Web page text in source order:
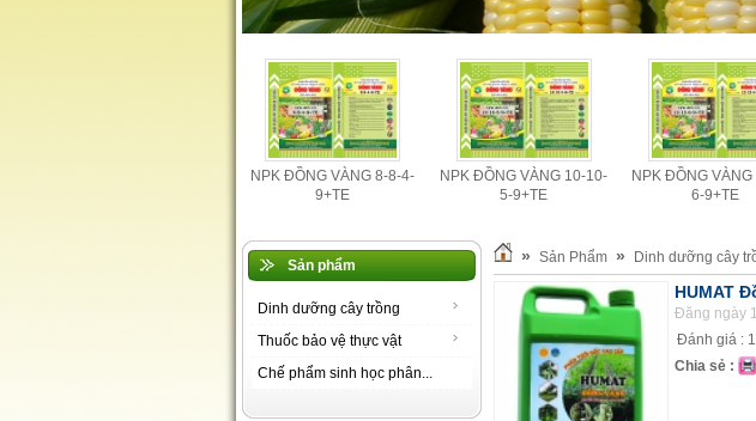
NPK ĐỒNG VÀNG 8-8-4-
9+TE
NPK ĐỒNG VÀNG 10-10-
5-9+TE
NPK ĐỒNG
6-9+TE
Sản phẩm
Dinh dưỡng cây trồng
Thuốc bảo vệ thực vật
Chế phẩm sinh học phân...
» Sản Phẩm » Dinh dưỡng cây
HUMAT
Đăng ngày
Đánh giá : 1
Chia sẻ :